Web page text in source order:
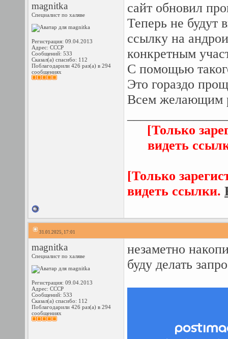
magnitka
Специалист по халяве
Регистрация: 09.04.2013
Адрес: СССР
Сообщений: 533
Сказал(а) спасибо: 112
Поблагодарили 426 раз(а) в 294
сообщениях
сайт обновил
Теперь не будут
ссылку на
конкретным
С помощью
Это гораздо
Всем желающим
[Только
видеть
[Только
видеть ссылки.
31.01.2025, 17:01
magnitka
Специалист по халяве
Регистрация: 09.04.2013
Адрес: СССР
Сообщений: 533
Сказал(а) спасибо: 112
Поблагодарили 426 раз(а) в 294
сообщениях
незаметно
буду делать